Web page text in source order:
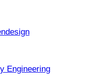
Engineering